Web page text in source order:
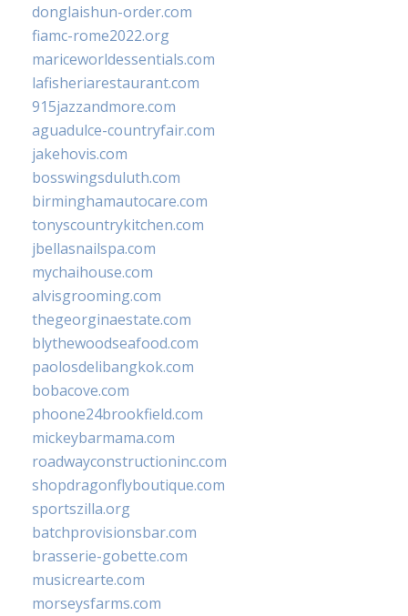
donglaishun-order.com
fiamc-rome2022.org
mariceworldessentials.com
lafisheriarestaurant.com
915jazzandmore.com
aguadulce-countryfair.com
jakehovis.com
bosswingsduluth.com
birminghamautocare.com
tonyscountrykitchen.com
jbellasnailspa.com
mychaihouse.com
alvisgrooming.com
thegeorginaestate.com
blythewoodseafood.com
paolosdelibangkok.com
bobacove.com
phoone24brookfield.com
mickeybarmama.com
roadwayconstructioninc.com
shopdragonflyboutique.com
sportszilla.org
batchprovisionsbar.com
brasserie-gobette.com
musicrearte.com
morseysfarms.com